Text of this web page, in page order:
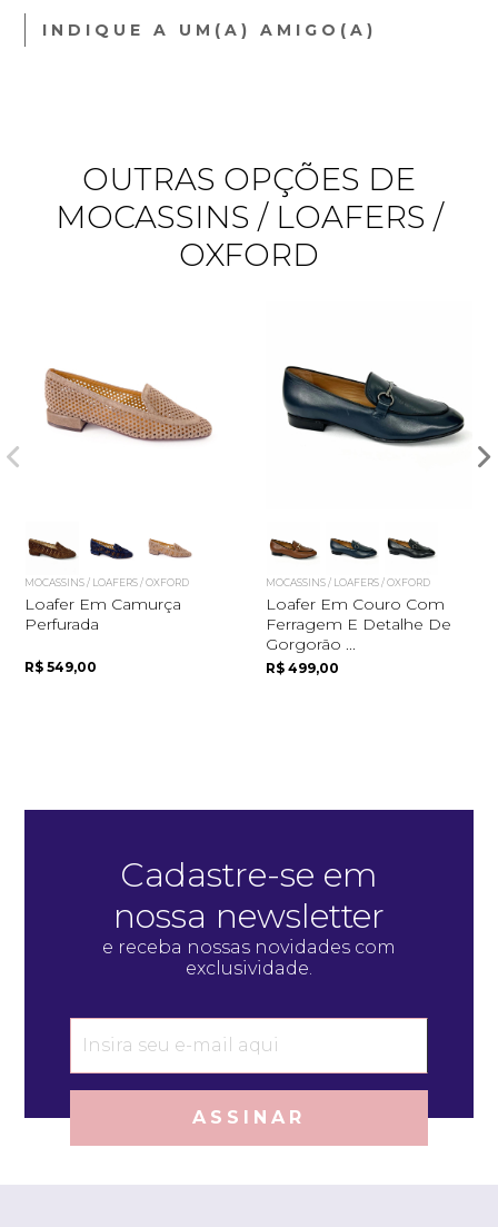
Quero me cadastrar
INDIQUE A UM(A) AMIGO(A)
OUTRAS OPÇÕES DE
MOCASSINS / LOAFERS /
OXFORD
MOCASSINS / LOAFERS / OXFORD
Loafer Em Camurça
Perfurada
R$ 549,00
MOCASSINS / LOAFERS / OXFORD
Loafer Em Couro Com
Ferragem E Detalhe De
Gorgorão ...
R$ 499,00
Cadastre-se em
nossa newsletter
e receba nossas novidades com
exclusividade.
ASSINAR